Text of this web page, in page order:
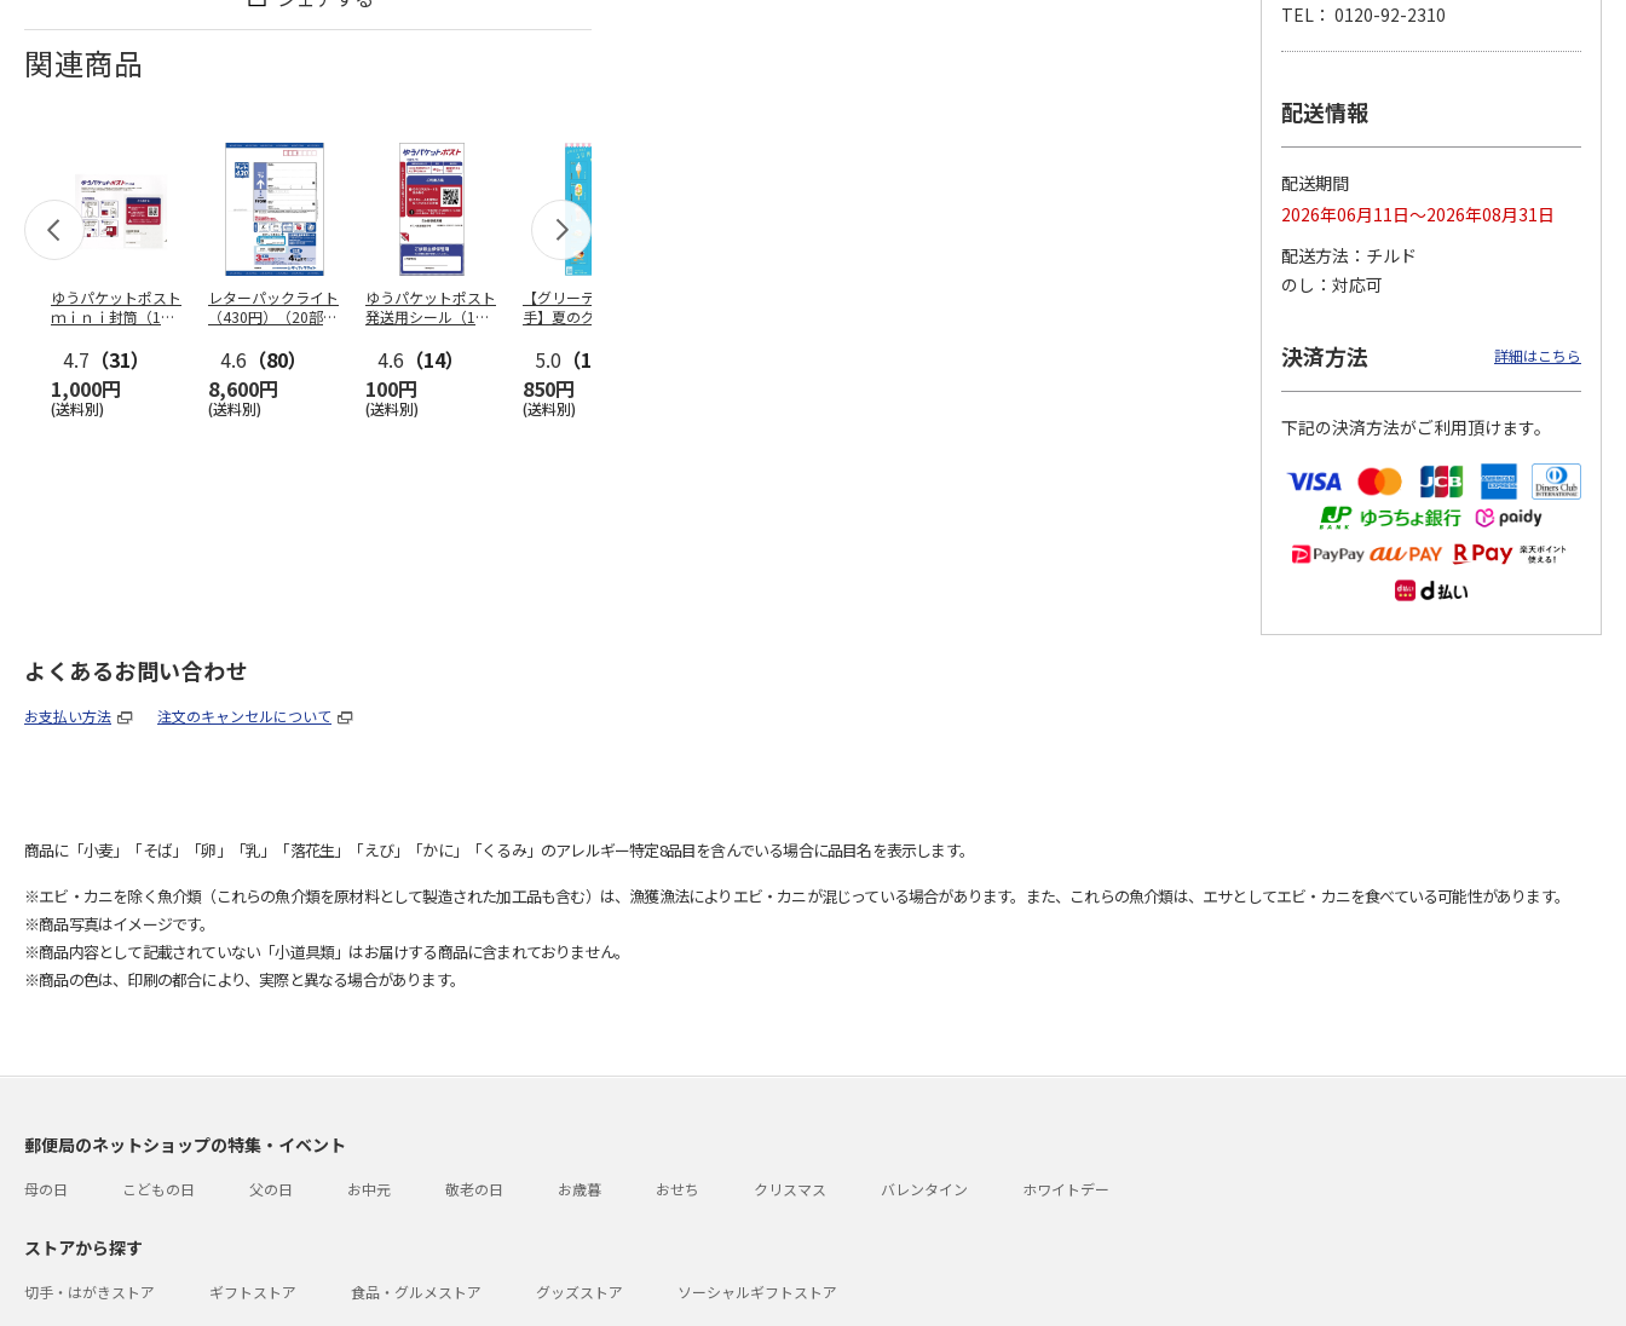
関連商品
ゆうパケットポスト
ｍｉｎｉ封筒（1個
4.7 （31）
1,000円
(送料別)
レターパックライト
（430円）（20部セ
4.6 （80）
8,600円
(送料別)
ゆうパケットポスト
発送用シール（1個
4.6 （14）
100円
(送料別)
【グリーティング切
手】夏のグリーティ
5.0 （10）
850円
(送料別)
【グリーティング切
円…
4.8（11）
5,500円
4.6（7）
11,000円
TEL： 0120-92-2310
配送情報
配送期間
2026年06月11日～2026年08月31日
配送方法
チルド
のし
対応可
決済方法 詳細はこちら
下記の決済方法がご利用頂けます。
よくあるお問い合わせ
お支払い方法 注文のキャンセルについて
商品に「小麦」「そば」「卵」「乳」「落花生」「えび」「かに」「くるみ」のアレルギー特定8品目を含んでいる場合に品目名を表示します。
※エビ・カニを除く魚介類（これらの魚介類を原材料として製造された加工品も含む）は、漁獲漁法によりエビ・カニが混じっている場合があります。また、これらの魚介類は、エサとしてエビ・カニを食べている可能性があります。
※商品写真はイメージです。
※商品内容として記載されていない「小道具類」はお届けする商品に含まれておりません。
※商品の色は、印刷の都合により、実際と異なる場合があります。
郵便局のネットショップの特集・イベント
母の日 こどもの日 父の日 お中元 敬老の日 お歳暮 おせち クリスマス バレンタイン ホワイトデー
ストアから探す
切手・はがきストア ギフトストア 食品・グルメストア グッズストア ソーシャルギフトストア